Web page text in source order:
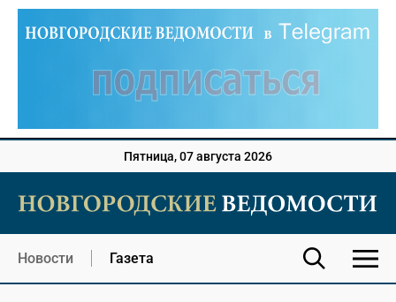
Пятница, 07 августа 2026
Новости Газета